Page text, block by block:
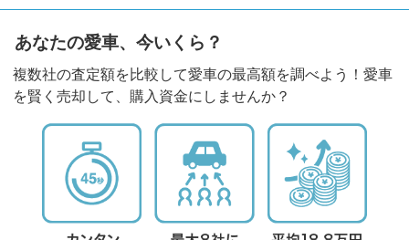
あなたの愛車、今いくら？
複数社の査定額を比較して愛車の最高額を調べよう！愛車
を賢く売却して、購入資金にしませんか？